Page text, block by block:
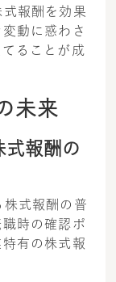
報酬を効果
動に惑わさ
ることが成
未来
式報酬の
式報酬の普
時の確認ポ
有の株式報